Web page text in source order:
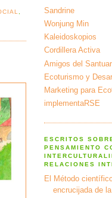
,
Sandrine
Wonjung Min
Kaleidoskopios
Cordillera Activa
Amigos del
Ecoturismo y
Marketing para
implementaRSE
ESCRITOS
PENSAMIENTO
RELACIONES
El Método
encrucijada de